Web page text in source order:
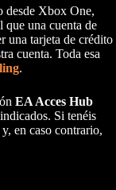
desde Xbox One,
que una cuenta de
una tarjeta de crédito
cuenta. Toda esa
.
EA Acces Hub
Si tenéis
en caso contrario,